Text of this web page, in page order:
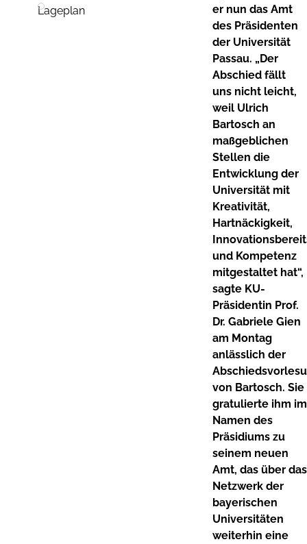
Lageplan
er nun das Amt
des Präsidenten
der Universität
Passau. „Der
Abschied fällt
uns nicht leicht,
weil Ulrich
Bartosch an
maßgeblichen
Stellen die
Entwicklung der
Universität mit
Kreativität,
Hartnäckigkeit,
und Kompetenz
mitgestaltet hat“,
sagte KU-
Präsidentin Prof.
Dr. Gabriele Gien
am Montag
anlässlich der
von Bartosch. Sie
gratulierte ihm im
Namen des
Präsidiums zu
seinem neuen
Amt, das über das
Netzwerk der
bayerischen
Universitäten
weiterhin eine